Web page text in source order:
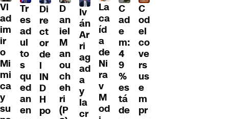
Vl
ad
im
ir
o
Mi
mi
ca
y
su
Tr
es
ad
ul
to
s
qu
ed
an
en
Di
re
ct
or
de
l
IN
D
H
po
D
an
iel
M
an
ou
ch
eh
ri
(P
Iv
án
Ar
ri
ag
ad
a
y
la
cr
La
ca
íd
a
de
Ni
ra
v
M
od
C
ad
e
m:
4
9
%
es
tá
de
C
od
el
co
ve
rs
us
e
m
pr